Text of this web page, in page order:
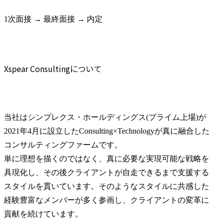
1次面接 → 最終面接 → 内定
Xspear Consultingについて
当社はシンプレクス・ホールディングス(プライム上場)が
2021年4月に設立したConsulting×Technologyが真に融合した
コンサルティングファームです。
単に理想を描くのではなく、真に必要な実現可能な戦略を
具現化し、その後クライアントが自走できるまで支援する
スタイルを貫いています。そのようなスタイルに共感した
経験豊富なメンバーが多く参画し、クライアントの変革に
貢献を続けています。